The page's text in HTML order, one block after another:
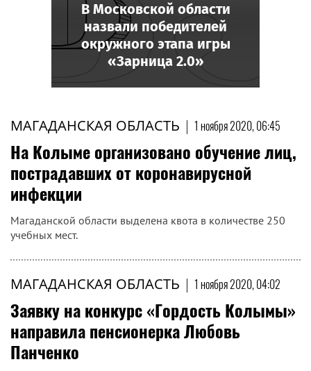
МАГАДАНСКАЯ ОБЛАСТЬ | 1 ноября 2020, 06:45
На Колыме организовано обучение лиц,
пострадавших от коронавирусной
инфекции
Магаданской области выделена квота в количестве 250
учебных мест.
МАГАДАНСКАЯ ОБЛАСТЬ | 1 ноября 2020, 04:02
Заявку на конкурс «Гордость Колымы»
направила пенсионерка Любовь
Панченко
В Московской области
назвали победителей
окружного этапа игры
«Зарница 2.0»